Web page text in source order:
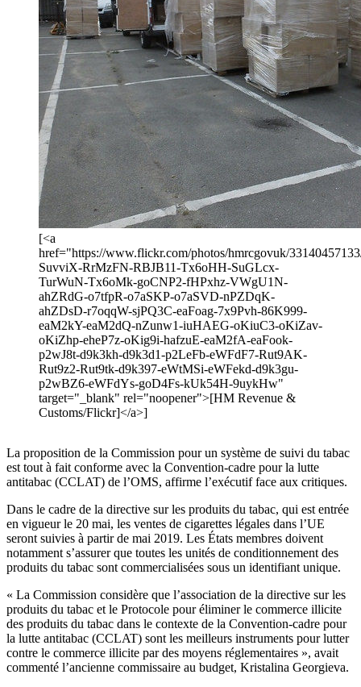
[<a
href="https://www.flickr.com/photos/hmrcgovuk/
SuvviX-RrMzFN-RBJB11-Tx6oHH-SuGLcx-
TurWuN-Tx6oMk-goCNP2-fHPxhz-VWgU1N-
ahZRdG-o7tfpR-o7aSKP-o7aSVD-nPZDqK-
ahZDsD-r7oqqW-sjPQ3C-eaFoag-7x9Pvh-86K999-
eaM2kY-eaM2dQ-nZunw1-iuHAEG-oKiuC3-oKiZav-
oKiZhp-eheP7z-oKig9i-hafzuE-eaM2fA-eaFook-
p2wJ8t-d9k3kh-d9k3d1-p2LeFb-eWFdF7-Rut9AK-
Rut9z2-Rut9tk-d9k397-eWtMSi-eWFekd-d9k3gu-
p2wBZ6-eWFdYs-goD4Fs-kUk54H-9uykHw"
target="_blank" rel="noopener">[HM Revenue &
Customs/Flickr]</a>]
La proposition de la Commission pour un système de suivi du tabac
est tout à fait conforme avec la Convention-cadre pour la lutte
antitabac (CCLAT) de l’OMS, affirme l’exécutif face aux critiques.
Dans le cadre de la directive sur les produits du tabac, qui est entrée
en vigueur le 20 mai, les ventes de cigarettes légales dans l’UE
seront suivies à partir de mai 2019. Les États membres doivent
notamment s’assurer que toutes les unités de conditionnement des
produits du tabac sont commercialisées sous un identifiant unique.
« La Commission considère que l’association de la directive sur les
produits du tabac et le Protocole pour éliminer le commerce illicite
des produits du tabac dans le contexte de la Convention-cadre pour
la lutte antitabac (CCLAT) sont les meilleurs instruments pour lutter
contre le commerce illicite par des moyens réglementaires », avait
commenté l’ancienne commissaire au budget, Kristalina Georgieva.